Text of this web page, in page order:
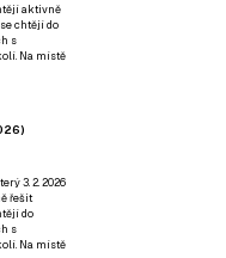
aktivně
chtějí do
s
Na místě
3. 2. 2026
řešit
do
s
Na místě